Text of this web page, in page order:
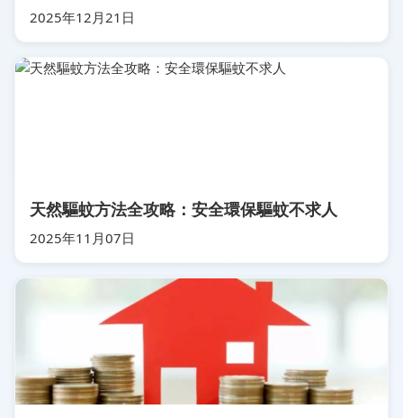
2025年12月21日
天然驅蚊方法全攻略：安全環保驅蚊不求人
2025年11月07日